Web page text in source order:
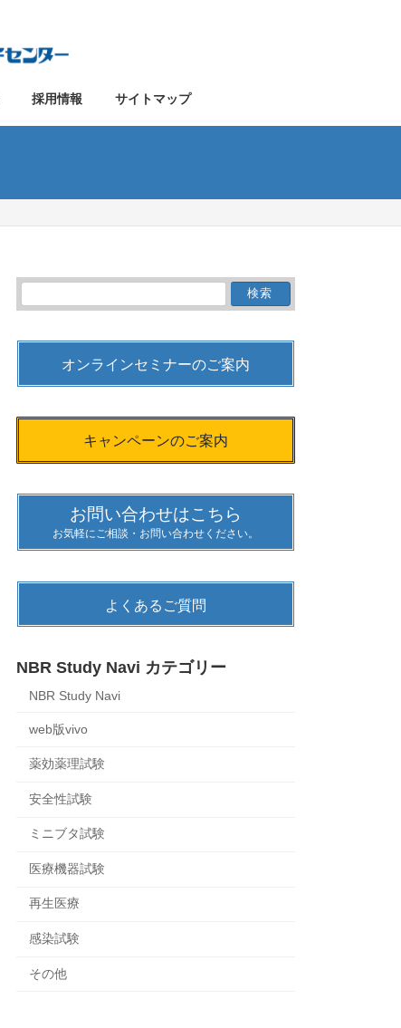
採用情報 サイトマップ
索:
オンラインセミナーのご案内
キャンペーンのご案内
お問い合わせはこちら
お気軽にご相談・お問い合わせください。
よくあるご質問
NBR Study Navi カテゴリー
NBR Study Navi
web版vivo
薬効薬理試験
安全性試験
ミニブタ試験
医療機器試験
再生医療
感染試験
その他